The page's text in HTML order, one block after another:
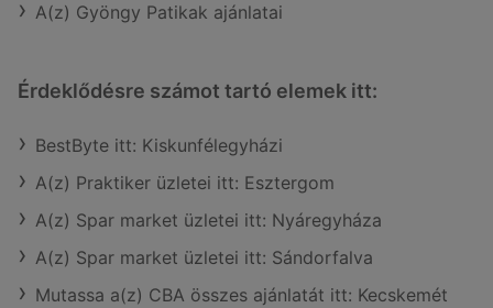
A(z) Gyöngy Patikak ajánlatai
Érdeklődésre számot tartó elemek itt:
BestByte itt: Kiskunfélegyházi
A(z) Praktiker üzletei itt: Esztergom
A(z) Spar market üzletei itt: Nyáregyháza
A(z) Spar market üzletei itt: Sándorfalva
Mutassa a(z) CBA összes ajánlatát itt: Kecskemét